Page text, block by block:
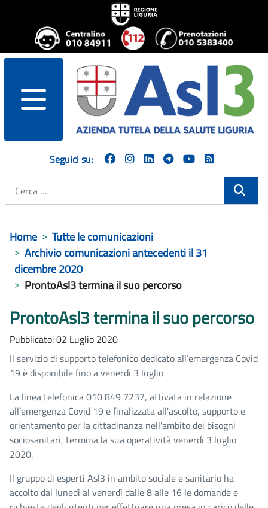
menu
Seguici su:
Home
Tutte le comunicazioni
Archivio comunicazioni antecedenti il 31
dicembre 2020
ProntoAsl3 termina il suo percorso
ProntoAsl3 termina il suo percorso
Pubblicato: 02 Luglio 2020
Il servizio di supporto telefonico dedicato all’emergenza Covid
19 è disponibile fino a venerdì 3 luglio
La linea telefonica 010 849 7237, attivata in relazione
all’emergenza Covid 19 e finalizzata all'ascolto, supporto e
orientamento per la cittadinanza nell'ambito dei bisogni
sociosanitari, termina la sua operatività venerdì 3 luglio
2020.
Il gruppo di esperti Asl3 in ambito sociale e sanitario ha
accolto dal lunedì al venerdì dalle 8 alle 16 le domande e